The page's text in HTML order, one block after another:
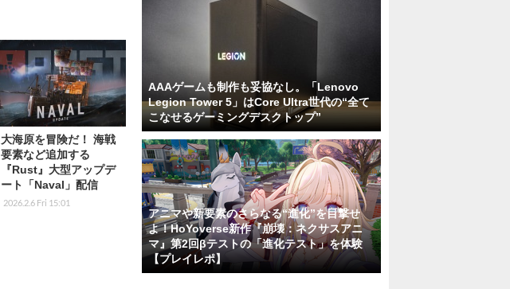
大海原を冒険だ！ 海戦
要素など追加する
『Rust』大型アップデ
ート「Naval」配信
2026.2.6 Fri 15:01
AAAゲームも制作も妥協なし。「Lenovo
Legion Tower 5」はCore Ultra世代の“全て
こなせるゲーミングデスクトップ”
アニマや新要素のさらなる“進化”を目撃せ
よ！HoYoverse新作『崩壊：ネクサスアニ
マ』第2回βテストの「進化テスト」を体験
【プレイレポ】